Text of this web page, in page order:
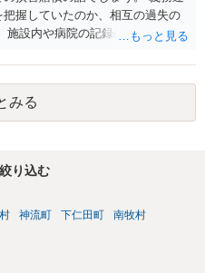
握していたのか、相互の過失の
施設内や病院の記録の取得が必要
続きの検討も必要です（不意打
ただし費用が掛かりますし、あ
の特定が出来なければなりませ
みる
り込む
神流町 下仁田町
南牧村